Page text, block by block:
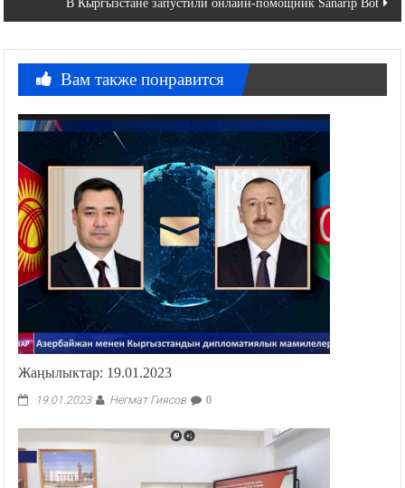
В Кыргызстане запустили онлайн-помощник Sanarip Bot
Вам также понравится
Жаңылыктар: 19.01.2023
19.01.2023 Негмат Гиясов 0